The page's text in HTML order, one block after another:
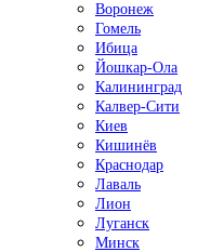
Воронеж
Гомель
Ибица
Йошкар-Ола
Калининград
Калвер-Сити
Киев
Кишинёв
Краснодар
Лаваль
Лион
Луганск
Минск